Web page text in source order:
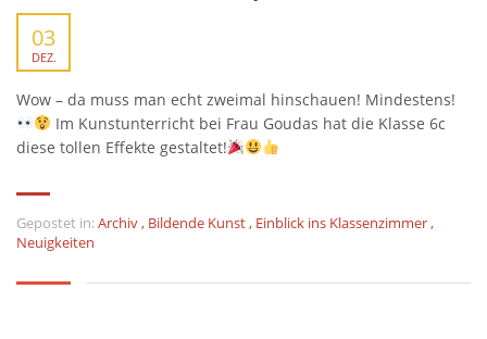
03
DEZ.
Wow – da muss man echt zweimal hinschauen! Mindestens!
Im Kunstunterricht bei Frau Goudas hat die Klasse 6c
diese tollen Effekte gestaltet!
Gepostet in:Archiv, Bildende Kunst, Einblick ins Klassenzimmer,
Neuigkeiten